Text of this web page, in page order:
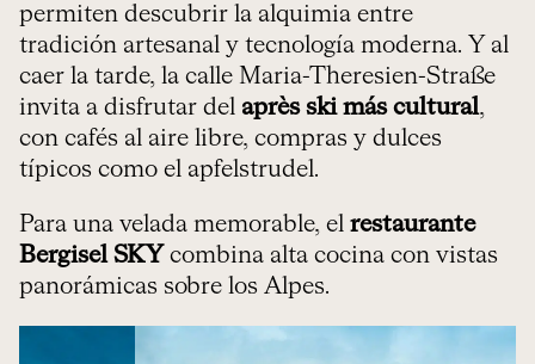
permiten descubrir la alquimia entre
tradición artesanal y tecnología moderna. Y al
caer la tarde, la calle Maria-Theresien-Straße
invita a disfrutar del après ski más cultural,
con cafés al aire libre, compras y dulces
típicos como el apfelstrudel.
Para una velada memorable, el restaurante
Bergisel SKY combina alta cocina con vistas
panorámicas sobre los Alpes.